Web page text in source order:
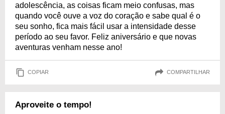
adolescência, as coisas ficam meio confusas, mas
quando você ouve a voz do coração e sabe qual é o
seu sonho, fica mais fácil usar a intensidade desse
período ao seu favor. Feliz aniversário e que novas
aventuras venham nesse ano!
COPIAR COMPARTILHAR
Aproveite o tempo!